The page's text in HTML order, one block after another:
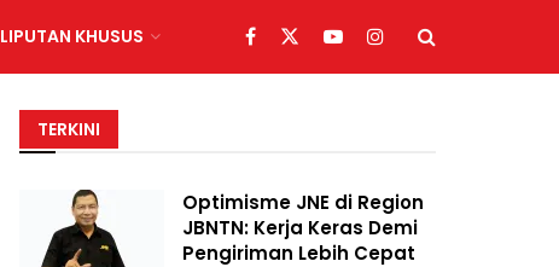
LIPUTAN KHUSUS
TERKINI
Optimisme JNE di Region
JBNTN: Kerja Keras Demi
Pengiriman Lebih Cepat